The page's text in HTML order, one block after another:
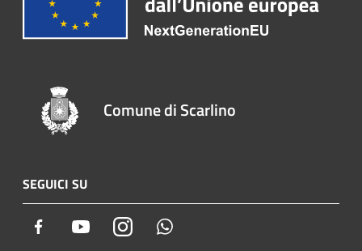
Comune di Scarlino
SEGUICI SU
Facebook YoutubeInstagram